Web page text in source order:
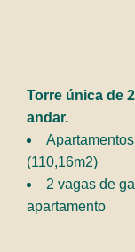
Torre única de
andar.
(110,16m2)
2 vagas de
apartamento